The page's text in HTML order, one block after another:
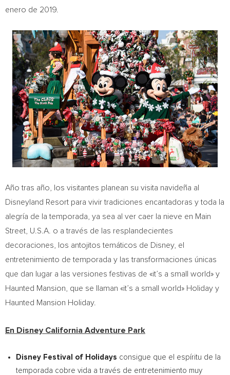
enero de 2019.
Año tras año, los visitantes planean su visita navideña al
Disneyland Resort para vivir tradiciones encantadoras y toda la
alegría de la temporada, ya sea al ver caer la nieve en Main
Street, U.S.A. o a través de las resplandecientes
decoraciones, los antojitos temáticos de Disney, el
entretenimiento de temporada y las transformaciones únicas
que dan lugar a las versiones festivas de «it’s a small world» y
Haunted Mansion, que se llaman «it’s a small world» Holiday y
Haunted Mansion Holiday.
En Disney California Adventure Park
Disney Festival of Holidays consigue que el espíritu de la
temporada cobre vida a través de entretenimiento muy